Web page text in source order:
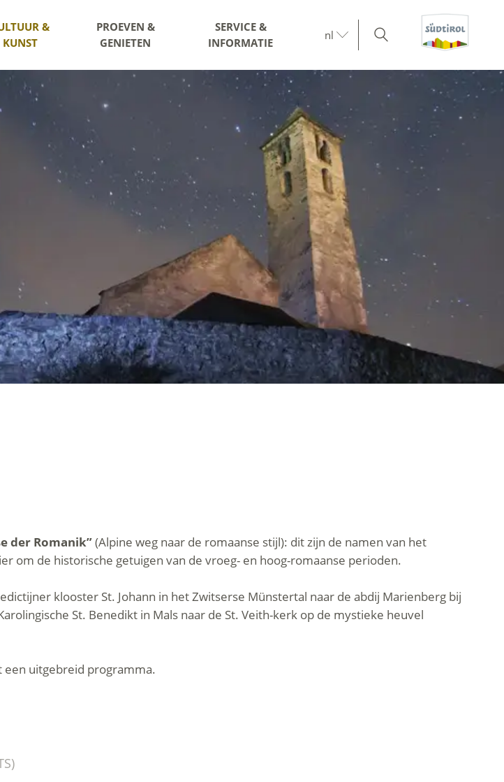
&
KUNST
PROEVEN &
GENIETEN
SERVICE &
INFORMATIE
nl
der Romanik”(Alpine weg naar de romaanse stijl): dit zijn de namen van het
om de historische getuigen van de vroeg- en hoog-romaanse perioden.
klooster St. Johann in het Zwitserse Münstertal naar de abdij Marienberg bij
St. Benedikt in Mals naar de St. Veith-kerk op de mystieke heuvel
een uitgebreid programma.